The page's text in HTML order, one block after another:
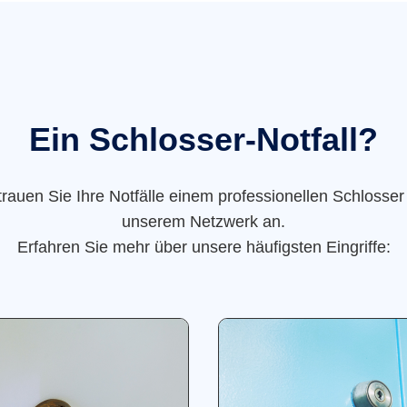
Ein Schlosser-Notfall?
Sie Ihre Notfälle einem professionellen
unserem Netzwerk an.
Erfahren Sie mehr über unsere häufigsten Eingriffe: